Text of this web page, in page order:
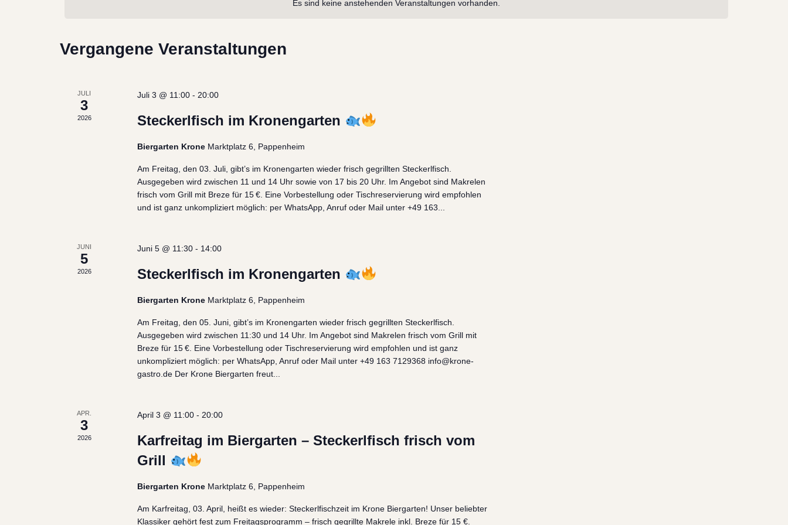
Es sind keine anstehenden Veranstaltungen vorhanden.
Vergangene Veranstaltungen
JULI
3
2026
Juli 3 @ 11:00- 20:00
Steckerlfisch im Kronengarten
Biergarten Krone Marktplatz 6, Pappenheim
Am Freitag, den 03. Juli, gibt’s im Kronengarten wieder frisch gegrillten Steckerlfisch.
Ausgegeben wird zwischen 11 und 14 Uhr sowie von 17 bis 20 Uhr. Im Angebot sind Makrelen
frisch vom Grill mit Breze für 15 €. Eine Vorbestellung oder Tischreservierung wird empfohlen
und ist ganz unkompliziert möglich: per WhatsApp, Anruf oder Mail unter +49 163...
JUNI
5
2026
Juni 5 @ 11:30- 14:00
Steckerlfisch im Kronengarten
Biergarten Krone Marktplatz 6, Pappenheim
Am Freitag, den 05. Juni, gibt’s im Kronengarten wieder frisch gegrillten Steckerlfisch.
Ausgegeben wird zwischen 11:30 und 14 Uhr. Im Angebot sind Makrelen frisch vom Grill mit
Breze für 15 €. Eine Vorbestellung oder Tischreservierung wird empfohlen und ist ganz
unkompliziert möglich: per WhatsApp, Anruf oder Mail unter +49 163 7129368 info@krone-
gastro.de Der Krone Biergarten freut...
APR.
3
2026
April 3 @ 11:00- 20:00
Karfreitag im Biergarten – Steckerlfisch frisch vom
Grill
Biergarten Krone Marktplatz 6, Pappenheim
Am Karfreitag, 03. April, heißt es wieder: Steckerlfischzeit im Krone Biergarten! Unser beliebter
Klassiker gehört fest zum Freitagsprogramm – frisch gegrillte Makrele inkl. Breze für 15 €.